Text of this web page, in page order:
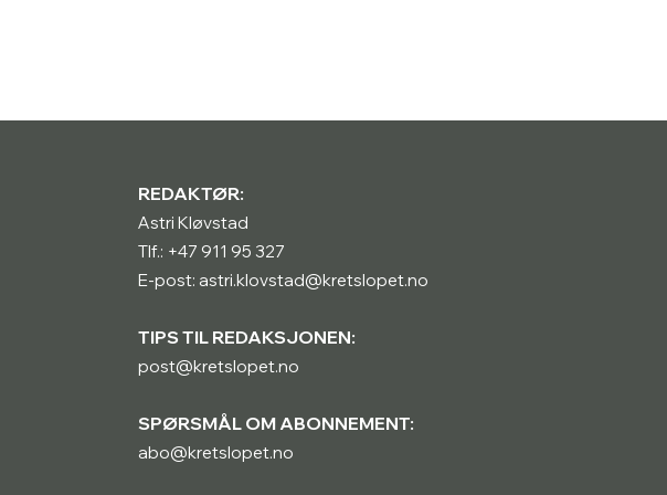
REDAKTØR:
Astri Kløvstad
Tlf.: +47 911 95 327
E-post: astri.klovstad@kretslopet.no
TIPS TIL REDAKSJONEN:
post@kretslopet.no
SPØRSMÅL OM ABONNEMENT:
abo@kretslopet.no